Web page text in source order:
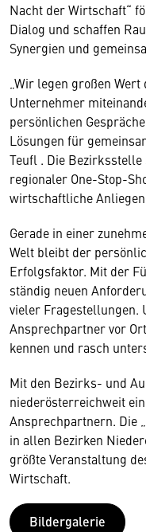
Nacht der Wirtschaft“
Dialog und schaffen
Synergien und
„Wir legen großen
Unternehmer
persönlichen
Lösungen für
Teufl . Die Bezirksstelle
regionaler One-Stop-
wirtschaftliche
Gerade in einer
Welt bleibt der
Erfolgsfaktor. Mit der
ständig neuen
vieler Fragestellungen.
Ansprechpartner vor
kennen und rasch
Mit den Bezirks- und
niederösterreichweit
Ansprechpartnern. Die
in allen Bezirken
größte Veranstaltung
Wirtschaft.
Bildergalerie